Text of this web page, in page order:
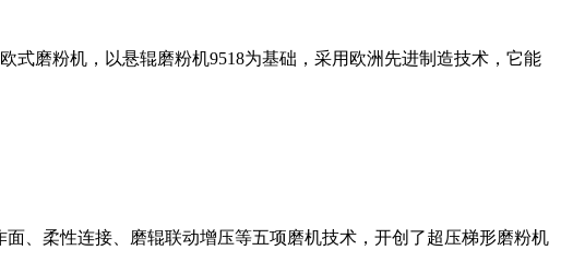
磨粉机，以悬辊磨粉机9518为基础，采用欧洲先进制造技术，它能
、柔性连接、磨辊联动增压等五项磨机技术，开创了超压梯形磨粉机